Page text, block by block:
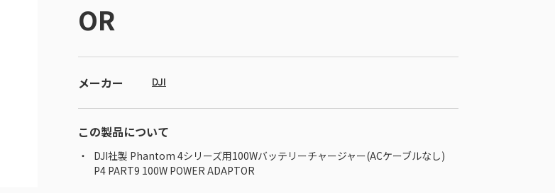
OR
メーカー DJI
この製品について
DJI社製 Phantom 4シリーズ用100Wバッテリーチャージャー(ACケーブルなし)
P4 PART9 100W POWER ADAPTOR